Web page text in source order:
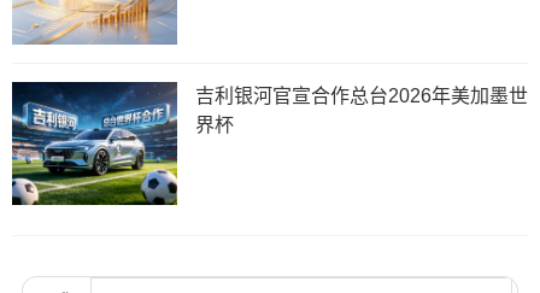
吉利银河官宣合作总台2026年美加墨世
界杯